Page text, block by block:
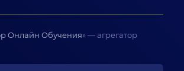
Онлайн Обучения» — агрегатор